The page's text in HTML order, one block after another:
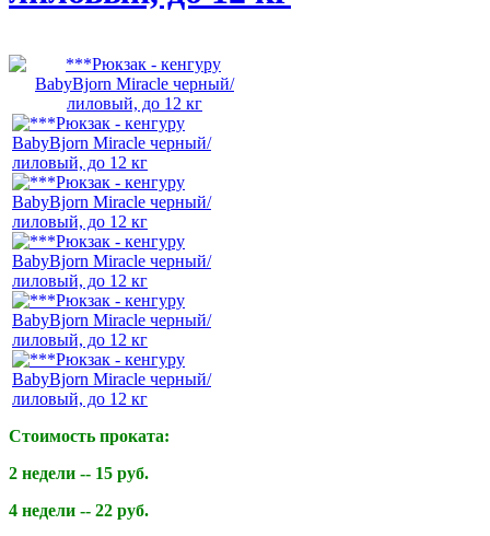
Стоимость проката:
2 недели -- 15 руб.
4 недели -- 22 руб.